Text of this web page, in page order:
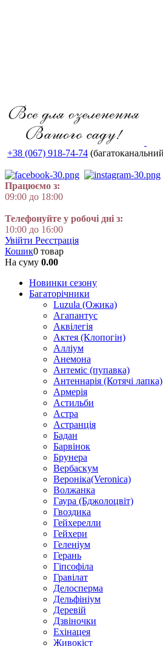
+38 (067) 918-74-74
Працюємо з:
09:00 до 18:00
Телефонуйте у робочі дні з:
10:00 до 16:00
Увійти Реєстрація
Кошик0 товар
На суму 0.00
Новинки сезону
Багаторічники
Luzula (Ожика)
Агапантус
Аквілегія
Актея (Клопогін)
Алліум
Анемона
Антеміс (пупавка)
Антеннарія (Котячі лапка)
Армерія
Астильби
Астра
Астранція
Бадан
Барвінок
Брунера
Вербаскум
Вероніка(Veronica)
Волжанка
Гаура (Бджолоцвіт)
Гвоздика
Гейхерелли
Гейхери
Геленіум
Герань
Гіпсофіла
Гравілат
Делосперма
Дельфініум
Деревій
Дзвіночки
Ехінацея
Живокіст